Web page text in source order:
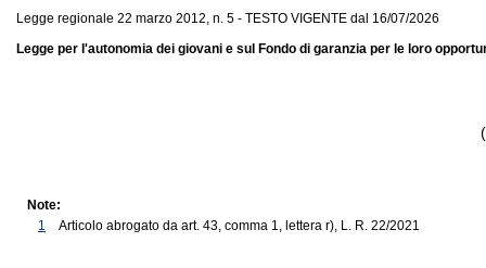
Legge regionale 22 marzo 2012, n. 5 - TESTO VIGENTE dal 16/07/2026
Legge per l'autonomia dei giovani e sul Fondo di garanzia per le loro
Note:
1
Articolo abrogato da art. 43, comma 1, lettera r), L. R. 22/2021